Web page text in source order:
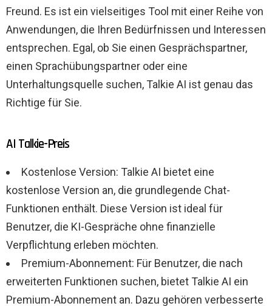
Freund. Es ist ein vielseitiges Tool mit einer Reihe von
Anwendungen, die Ihren Bedürfnissen und Interessen
entsprechen. Egal, ob Sie einen Gesprächspartner,
einen Sprachübungspartner oder eine
Unterhaltungsquelle suchen, Talkie AI ist genau das
Richtige für Sie.
AI Talkie-Preis
Kostenlose Version: Talkie AI bietet eine
kostenlose Version an, die grundlegende Chat-
Funktionen enthält. Diese Version ist ideal für
Benutzer, die KI-Gespräche ohne finanzielle
Verpflichtung erleben möchten.
Premium-Abonnement: Für Benutzer, die nach
erweiterten Funktionen suchen, bietet Talkie AI ein
Premium-Abonnement an. Dazu gehören verbesserte